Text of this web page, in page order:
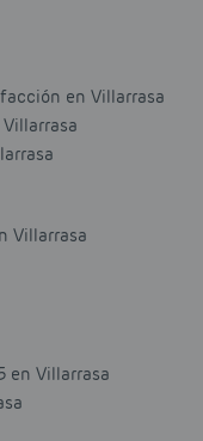
en Villarrasa
Villarrasa
en Villarrasa